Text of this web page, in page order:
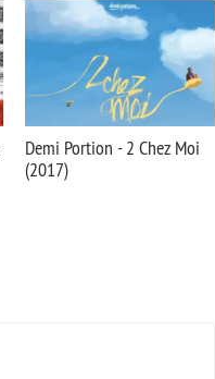
Demi Portion - 2 Chez Moi
(2017)